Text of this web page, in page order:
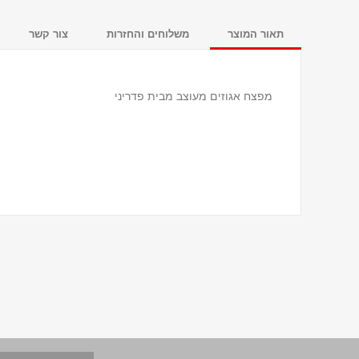
תאור המוצר משלוחים והחזרות צור קשר
מפצח אגוזים מעוצב מבית פדריני